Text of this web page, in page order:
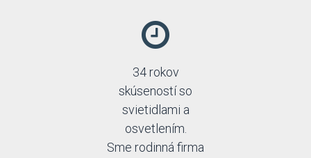
34 rokov
skúseností so
svietidlami a
osvetlením.
Sme rodinná firma